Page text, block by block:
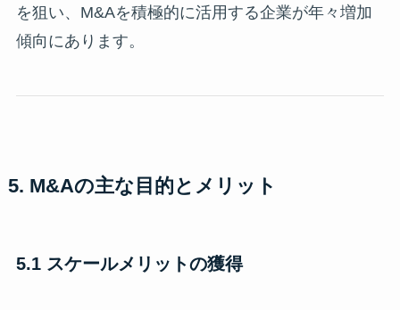
を狙い、M&Aを積極的に活用する企業が年々増加
傾向にあります。
5. M&Aの主な目的とメリット
5.1 スケールメリットの獲得